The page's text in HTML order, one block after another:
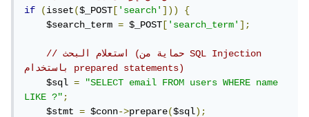
if
(isset($_POST ['search']))
{
    $search_term
= $_POST ['search_term'];
// استعلام البحث (حماية من SQL Injection
باستخدام prepared statements)
    $sql
=
"SELECT email FROM users WHERE name
LIKE ?";
    $stmt
= $conn->prepare($sql);